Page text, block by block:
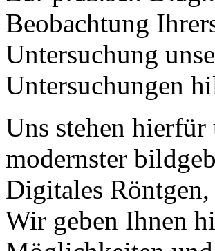
Beobachtung
Untersuchung
Untersuchungen
Uns stehen hierfür
modernster
Digitales
Wir geben Ihnen